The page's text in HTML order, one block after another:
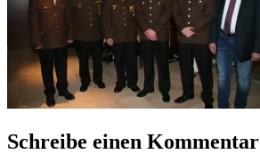
Schreibe einen Kommentar